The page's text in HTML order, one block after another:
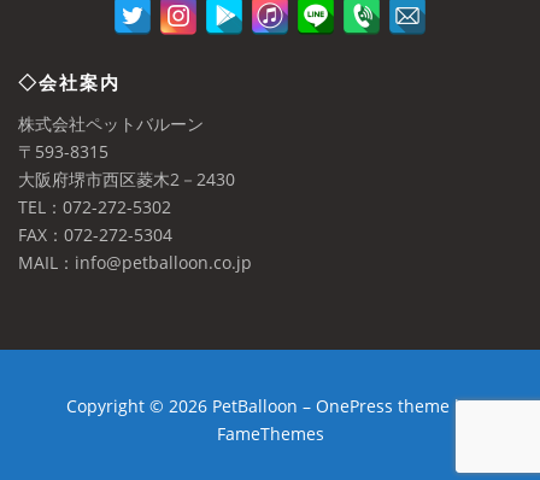
◇会社案内
株式会社ペットバルーン
〒593-8315
大阪府堺市西区菱木2－2430
TEL：072-272-5302
FAX：072-272-5304
MAIL：info@petballoon.co.jp
Copyright © 2026 PetBalloon – OnePress theme by
FameThemes